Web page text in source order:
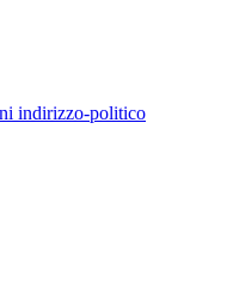
indirizzo-politico